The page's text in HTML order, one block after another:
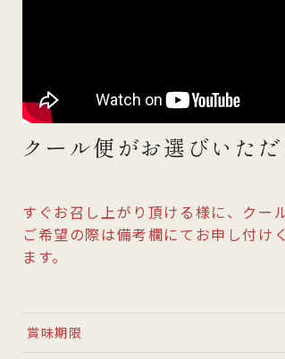
クール便がお選びいた
すぐお召し上がり頂ける様に、クー
ご希望の際は備考欄にてお申し付け
ます。
賞味期限